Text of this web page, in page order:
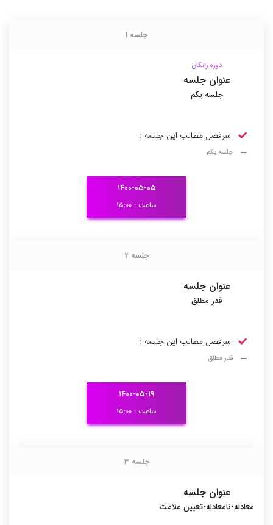
جلسه 1جلسه 1
دوره رایگان
عنوان جلسه
جلسه یکم
سرفصل مطالب این جلسه :
جلسه یکم
۱۴۰۰-۰۵-۰۵
ساعت : ۱۵:۰۰
جلسه 2جلسه 2
عنوان جلسه
قدر مطلق
سرفصل مطالب این جلسه :
قدر مطلق
۱۴۰۰-۰۵-۱۹
ساعت : ۱۵:۰۰
جلسه 3جلسه 3
عنوان جلسه
معادله-نامعادله-تعیین علامت